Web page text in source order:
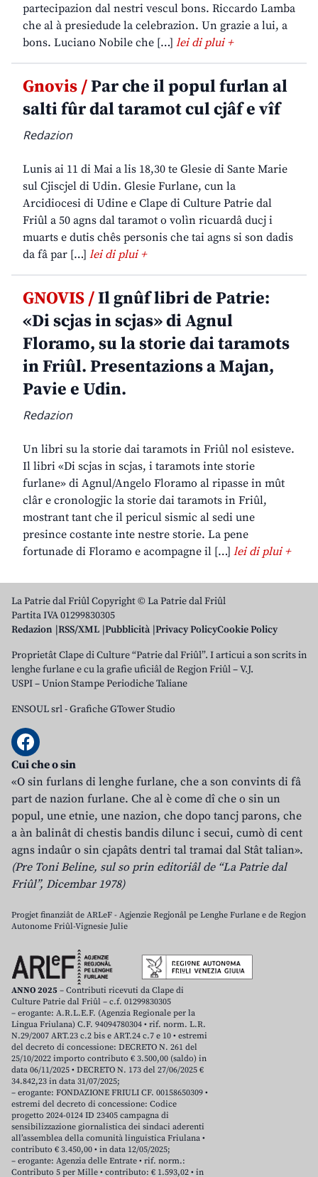
partecipazion dal nestri vescul bons. Riccardo Lamba
che al à presiedude la celebrazion. Un grazie a lui, a
bons. Luciano Nobile che […] lei di plui +
Gnovis /Par che il popul furlan al
salti fûr dal taramot cul cjâf e vîf
Redazion
Lunis ai 11 di Mai a lis 18,30 te Glesie di Sante Marie
sul Cjiscjel di Udin. Glesie Furlane, cun la
Arcidiocesi di Udine e Clape di Culture Patrie dal
Friûl a 50 agns dal taramot o volìn ricuardâ ducj i
muarts e dutis chês personis che tai agns si son dadis
da fâ par […] lei di plui +
GNOVIS /Il gnûf libri de Patrie:
«Di scjas in scjas» di Agnul
Floramo, su la storie dai taramots
in Friûl. Presentazions a Majan,
Pavie e Udin.
Redazion
Un libri su la storie dai taramots in Friûl nol esisteve.
Il libri «Di scjas in scjas, i taramots inte storie
furlane» di Agnul/Angelo Floramo al ripasse in mût
clâr e cronologjic la storie dai taramots in Friûl,
mostrant tant che il pericul sismic al sedi une
presince costante inte nestre storie. La pene
fortunade di Floramo e acompagne il […] lei di plui +
La Patrie dal Friûl Copyright © La Patrie dal Friûl
Partita IVA 01299830305
Redazion RSS/XML Pubblicità Privacy PolicyCookie Policy
Proprietât Clape di Culture “Patrie dal Friûl”. I articui a son scrits in
lenghe furlane e cu la grafie uficiâl de Regjon Friûl – V.J.
USPI – Union Stampe Periodiche Taliane
ENSOUL srl-Grafiche GTower Studio
Cui che o sin
«O sin furlans di lenghe furlane, che a son convints di fâ
part de nazion furlane. Che al è come dî che o sin un
popul, une etnie, une nazion, che dopo tancj parons, che
a àn balinât di chestis bandis dilunc i secui, cumò di cent
agns indaûr o sin cjapâts dentri tal tramai dal Stât talian».
(Pre Toni Beline, sul so prin editoriâl de “La Patrie dal
Friûl”, Dicembar 1978)
Progjet finanziât de ARLeF - Agjenzie Regjonâl pe Lenghe Furlane e de Regjon
Autonome Friûl-Vignesie Julie
ANNO 2025 – Contributi ricevuti da Clape di
Culture Patrie dal Friûl – c.f. 01299830305
– erogante: A.R.L.E.F. (Agenzia Regionale per la
Lingua Friulana) C.F. 94094780304 • rif. norm. L.R.
N.29/2007 ART.23 c.2 bis e ART.24 c.7 e 10 • estremi
del decreto di concessione: DECRETO N. 261 del
25/10/2022 importo contributo € 3.500,00 (saldo) in
data 06/11/2025 • DECRETO N. 173 del 27/06/2025 €
34.842,23 in data 31/07/2025;
– erogante: FONDAZIONE FRIULI CF. 00158650309 •
estremi del decreto di concessione: Codice
progetto 2024-0124 ID 23405 campagna di
sensibilizzazione giornalistica dei sindaci aderenti
all’assemblea della comunità linguistica Friulana •
contributo € 3.450,00 • in data 12/05/2025;
– erogante: Agenzia delle Entrate • rif. norm.:
Contributo 5 per Mille • contributo: € 1.593,02 • in